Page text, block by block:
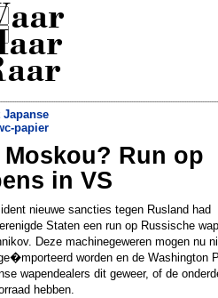
papier
ruimte gerijpte whisky landt
op aarde»
Run op
in VS
nieuwe sancties tegen Rusland had
Staten een run op Russische
Deze machinegeweren mogen nu
worden en de Washington
wapendealers dit geweer, of de
hebben.